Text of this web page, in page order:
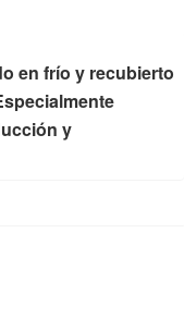
en frío y recubierto
y